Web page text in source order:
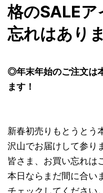
格のSALE
忘れはあり
◎年末年始のご注文は
ます！
新春初売りもとうとう
沢山でお届けして参り
皆さま、お買い忘れは
本日ならまだ間に合い
チェックしてください。